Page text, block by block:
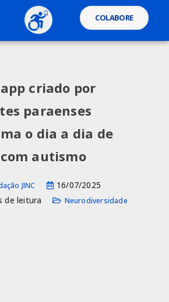
COLABORE
app criado por
paraenses
o dia a dia de
autismo
JINC
16/07/2025
de leitura
Neurodiversidade